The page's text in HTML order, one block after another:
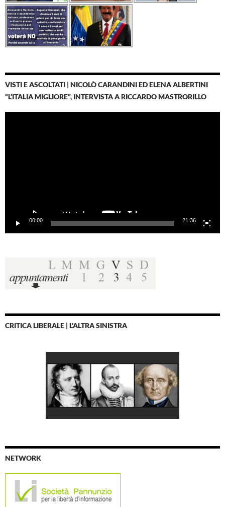
VISTI E ASCOLTATI | NICOLÒ CARANDINI ED ELENA ALBERTINI
“L’ITALIA MIGLIORE”, INTERVISTA A RICCARDO MASTRORILLO
00:00 21:36
CRITICA LIBERALE | L'ALTRA SINISTRA
NETWORK